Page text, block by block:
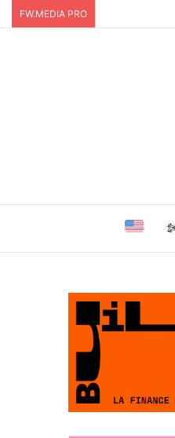
FW.MEDIA PRO